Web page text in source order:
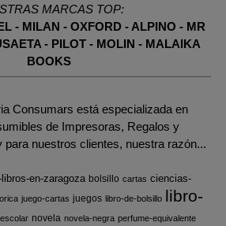
MARCAS TOP:
- MILAN - OXFORD - ALPINO - MR
- PILOT- MOLIN - MALAIKA
BOOKS
Consumars está especializada en
de Impresoras, Regalos y
para nuestros clientes, nuestra razón...
libros-en-zaragoza bolsillo cartas ciencias-
juego-cartas juegos libro-de-bolsillo libro-
novela novela-negra perfume-equivalente